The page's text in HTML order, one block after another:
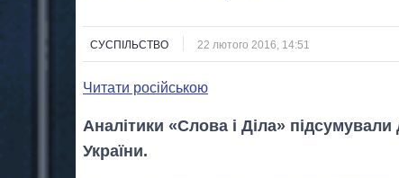
СУСПІЛЬСТВО 22 лютого 2016, 14:51
Читати російською
Аналітики «Слова і Діла» підсумували
України.